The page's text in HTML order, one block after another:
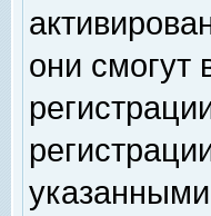
они смогут